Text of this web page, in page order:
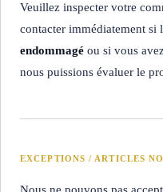
Veuillez inspecter votre
contacter immédiatement si
endommagé ou si vous
nous puissions évaluer le
EXCEPTIONS / ARTICLES